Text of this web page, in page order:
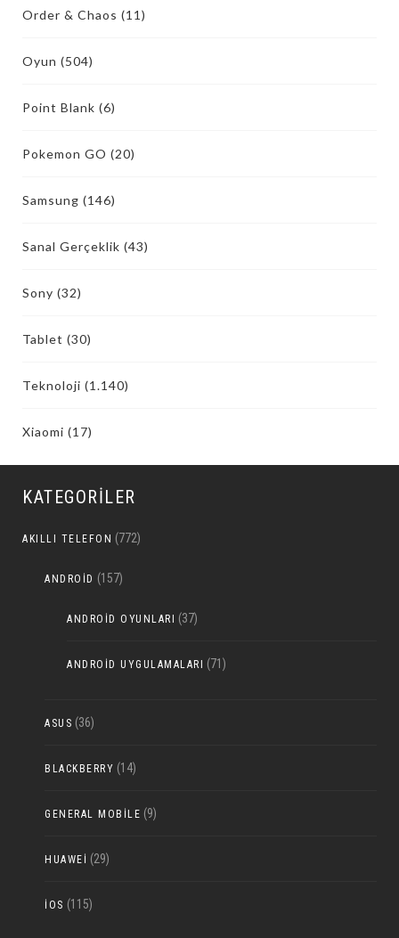
Order & Chaos (11)
Oyun (504)
Point Blank (6)
Pokemon GO (20)
Samsung (146)
Sanal Gerçeklik (43)
Sony (32)
Tablet (30)
Teknoloji (1.140)
Xiaomi (17)
KATEGORILER
AKILLI TELEFON (772)
ANDROID (157)
ANDROID OYUNLARI (37)
ANDROID UYGULAMALARI (71)
ASUS (36)
BLACKBERRY (14)
GENERAL MOBILE (9)
HUAWEI (29)
IOS (115)